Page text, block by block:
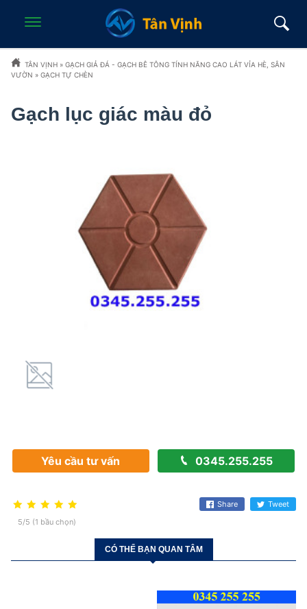
TÂN VỊNH » GẠCH GIẢ ĐÁ - GẠCH BÊ TÔNG TÍNH NĂNG CAO LÁT VỈA HÈ, SÂN
VƯỜN » GẠCH TỰ CHÈN
Gạch lục giác màu đỏ
Yêu cầu tư vấn 0345.255.255
5/5 (1 bầu chọn)
Share Tweet
CÓ THỂ BẠN QUAN TÂM